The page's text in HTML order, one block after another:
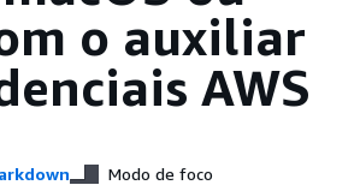
o auxiliar
AWS
Modo de foco